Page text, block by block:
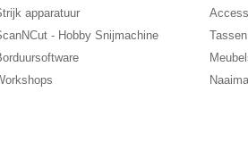
apparatuur
- Hobby Snijmachine